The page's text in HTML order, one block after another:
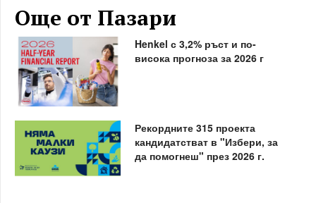
Още от Пазари
Henkel с 3,2% ръст и по-
висока прогноза за 2026 г
Рекордните 315 проекта
кандидатстват в "Избери, за
да помогнеш" през 2026 г.